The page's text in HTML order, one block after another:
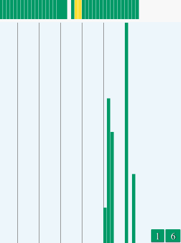
1 6